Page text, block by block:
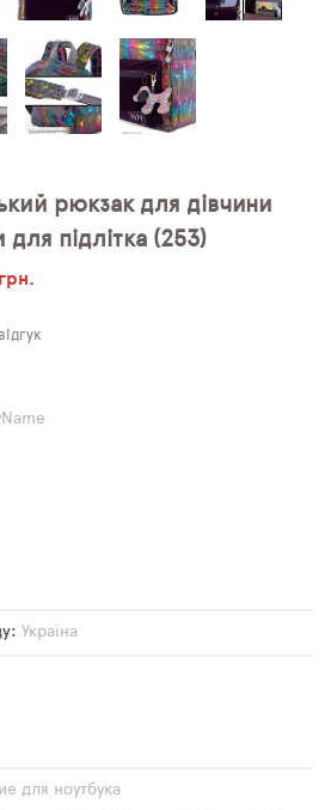
рюкзак для дівчини
підлітка (253)
Україна
для ноутбука